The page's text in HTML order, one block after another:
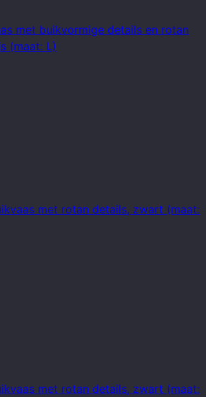
met buikvormige details en rotan
(maat: L)
met rotan details, zwart (maat:
met rotan details, zwart (maat: